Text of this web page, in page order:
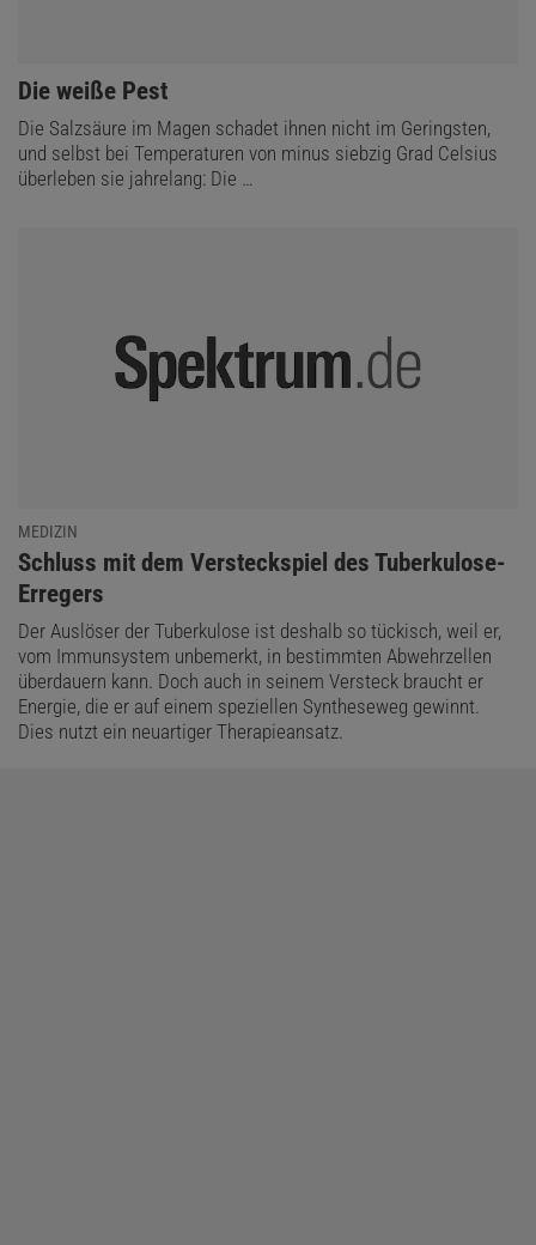
:
Die weiße Pest
Die Salzsäure im Magen schadet ihnen nicht im Geringsten,
und selbst bei Temperaturen von minus siebzig Grad Celsius
überleben sie jahrelang: Die …
MEDIZIN
:
Schluss mit dem Versteckspiel des Tuberkulose-
Erregers
Der Auslöser der Tuberkulose ist deshalb so tückisch, weil er,
vom Immunsystem unbemerkt, in bestimmten Abwehrzellen
überdauern kann. Doch auch in seinem Versteck braucht er
Energie, die er auf einem speziellen Syntheseweg gewinnt.
Dies nutzt ein neuartiger Therapieansatz.